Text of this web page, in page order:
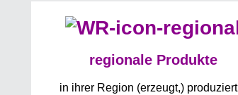
regionale Produkte
in ihrer Region (erzeugt,) produziert